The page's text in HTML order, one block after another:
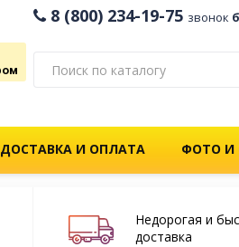
8 (800) 234-19-75 звонок
ДОСТАВКА И ОПЛАТА ФОТО И
Недорогая и
доставка